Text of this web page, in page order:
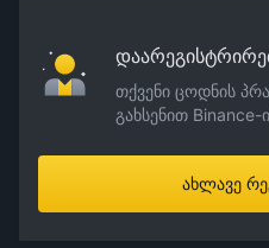
თქვენი ცოდნის
გახსენით Binance-
ახლავე